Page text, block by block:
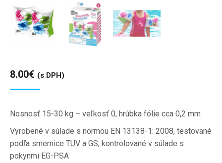
8.00€ (s DPH)
Nosnosť 15-30 kg – veľkosť 0, hrúbka fólie cca 0,2 mm
Vyrobené v súlade s normou EN 13138-1: 2008, testované
podľa smernice TÜV a GS, kontrolované v súlade s
pokynmi EG-PSA